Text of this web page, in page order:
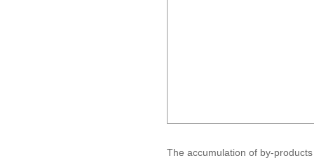
The accumulation of by-